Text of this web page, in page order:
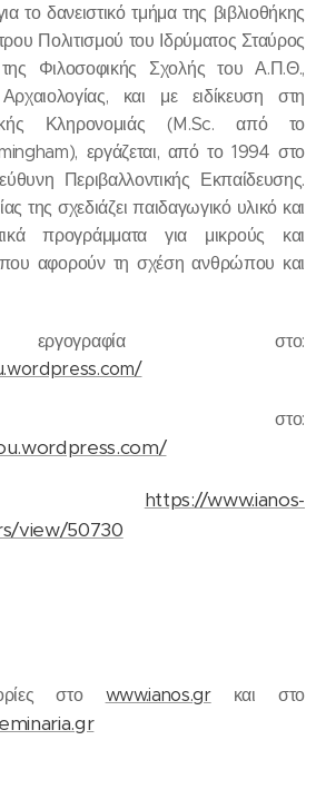
το δανειστικό τμήμα της βιβλιοθήκης
Πολιτισμού του Ιδρύματος Σταύρος
Φιλοσοφικής Σχολής του Α.Π.Θ.,
και με ειδίκευση στη
Κληρονομιάς (M.Sc. από το
εργάζεται, από το 1994 στο
Περιβαλλοντικής Εκπαίδευσης.
της σχεδιάζει παιδαγωγικό υλικό και
προγράμματα για μικρούς και
που αφορούν τη σχέση ανθρώπου και
στο:
στο:
https://www.ianos-
view/50730
στο www.ianos.grκαι στο